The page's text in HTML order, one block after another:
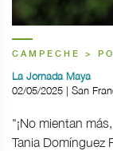
CAMPECHE >
La Jornada Maya
02/05/2025 | San
"¡No mientan
Tania Domínguez